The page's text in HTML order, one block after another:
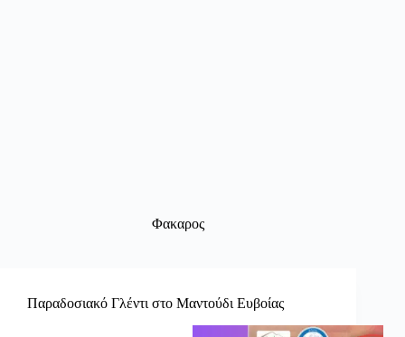
Φακαρος
Παραδοσιακό Γλέντι στο Μαντούδι Ευβοίας